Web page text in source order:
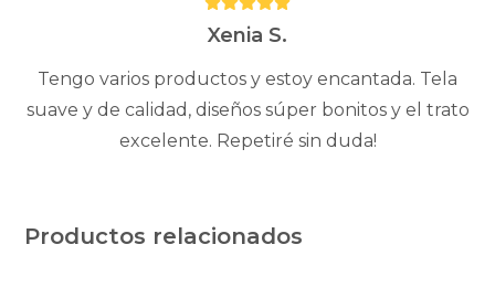
5Xenia S.
Tengo varios productos y estoy encantada. Tela
suave y de calidad, diseños súper bonitos y el trato
excelente. Repetiré sin duda!
Productos relacionados